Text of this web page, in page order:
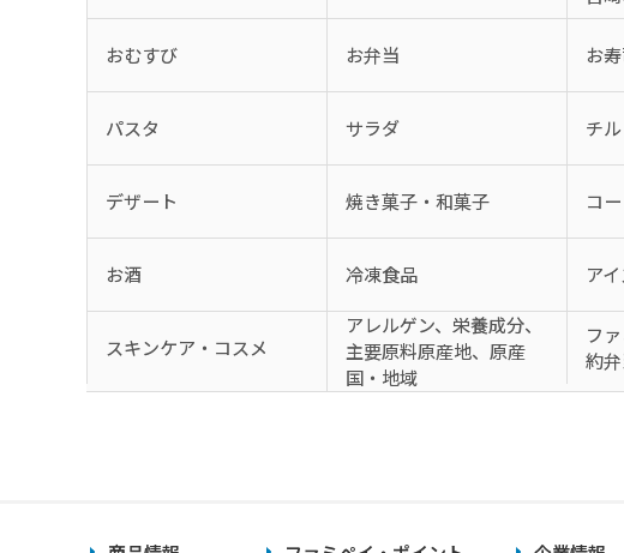
おむすび お弁当 お
パスタ サラダ チ
デザート 焼き菓子・和菓子 コ
お酒 冷凍食品 ア
スキンケア・コスメ
アレルゲン、栄養成分、
主要原料原産地、原産
国・地域
フ
約